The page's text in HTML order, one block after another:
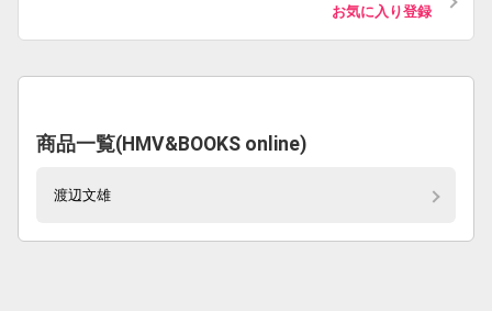
お気に入り登録
商品一覧(HMV&BOOKS online)
渡辺文雄